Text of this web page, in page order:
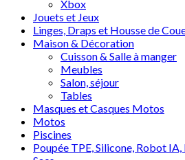
Xbox
Jouets et Jeux
Linges, Draps et Housse de
Maison & Décoration
Cuisson & Salle à manger
Meubles
Salon, séjour
Tables
Masques et Casques Motos
Motos
Piscines
Poupée TPE, Silicone, Robot